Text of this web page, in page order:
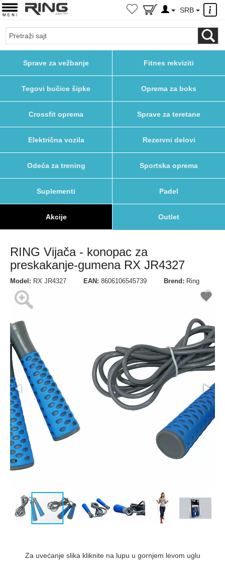
×
SRB
Sprave za vežbanje Fitnes rekviziti
Tegovi bučice šipke Oprema za boks
Crossfit oprema Sprave za teretane
Električna vozila Rezervni delovi
Odeća za trening Sportska oprema
Suplementi Padel
Akcije Outlet
RING Vijača - konopac za
preskakanje-gumena RX JR4327
Model: RX JR4327 EAN: 8606106545739 Brend: Ring
Za uvećanje slika kliknite na lupu u gornjem levom uglu